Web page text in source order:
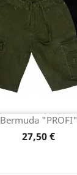
Bermuda "PROFI"
Preis
27,50 €